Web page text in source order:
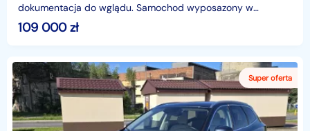
dokumentacja do wglądu. Samochod wyposazony w
oryginalny hak automatyczny.
109 000zł